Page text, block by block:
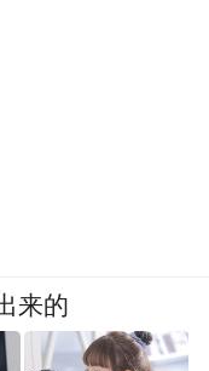
来的